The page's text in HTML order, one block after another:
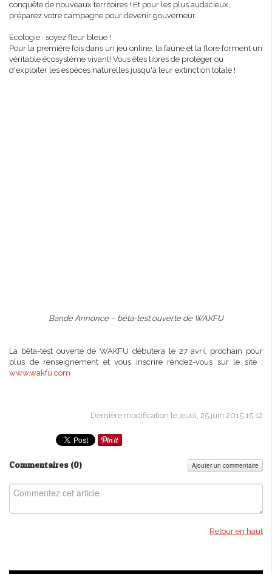
conquête de nouveaux territoires ! Et pour les plus audacieux,
préparez votre campagne pour devenir gouverneur…
Ecologie : soyez fleur bleue !
Pour la première fois dans un jeu online, la faune et la flore forment un
véritable écosystème vivant! Vous êtes libres de protéger ou
d'exploiter les espèces naturelles jusqu'à leur extinction totale !
Bande Annonce - bêta-test ouverte de WAKFU
La bêta-test ouverte de WAKFU débutera le 27 avril prochain pour
plus de renseignement et vous inscrire rendez-vous sur le site :
www.wakfu.com
Dernière modification le jeudi, 25 juin 2015 15:12
Commentaires (0) Ajouter un commentaire
Retour en haut